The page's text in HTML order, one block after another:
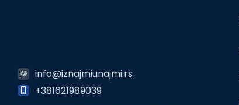
info@iznajmiunajmi.rs
+381621989039